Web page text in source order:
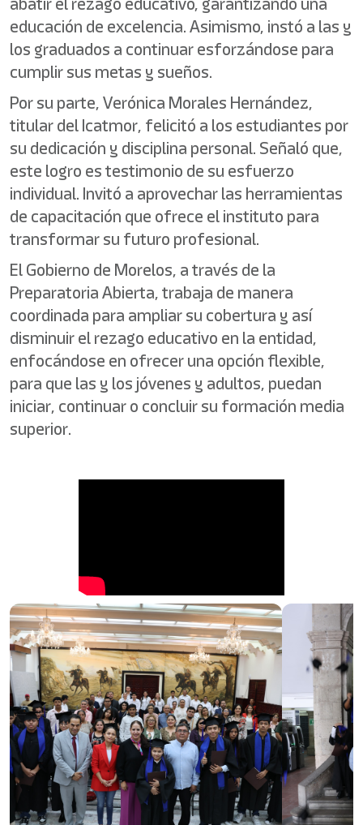
educación de excelencia. Asimismo, instó a las y
los graduados a continuar esforzándose para
cumplir sus metas y sueños.
Por su parte, Verónica Morales Hernández,
titular del Icatmor, felicitó a los estudiantes por
su dedicación y disciplina personal. Señaló que,
este logro es testimonio de su esfuerzo
individual. Invitó a aprovechar las herramientas
de capacitación que ofrece el instituto para
transformar su futuro profesional.
El Gobierno de Morelos, a través de la
Preparatoria Abierta, trabaja de manera
coordinada para ampliar su cobertura y así
disminuir el rezago educativo en la entidad,
enfocándose en ofrecer una opción flexible,
para que las y los jóvenes y adultos, puedan
iniciar, continuar o concluir su formación media
superior.